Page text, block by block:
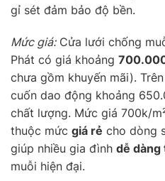
gỉ sét đảm bảo độ bền.
Mức giá:Cửa lưới chống
Phát có giá khoảng
chưa gồm khuyến mãi).
cuốn dao động khoảng
chất lượng. Mức giá 700k/
thuộc mức giá rẻ cho dòng
giúp nhiều gia đình dễ dàng
muỗi hiện đại.